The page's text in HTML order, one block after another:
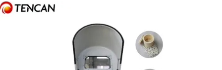
PRIVACYBELEID